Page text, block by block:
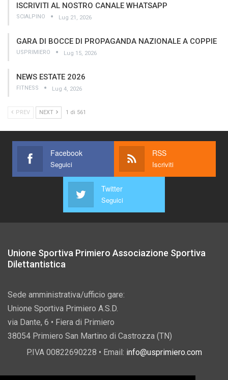
ISCRIVITI AL NOSTRO CANALE WHATSAPP
SCIALPINO Lug 21, 2026
GARA DI BOCCE DI PROPAGANDA NAZIONALE A COPPIE
USPRIMIERO Lug 15, 2026
NEWS ESTATE 2026
FITNESS Lug 4, 2026
PREV NEXT 1 di 561
Facebook
Seguici
RSS
Iscriviti
Twitter
Seguici
Unione Sportiva Primiero Associazione Sportiva
Dilettantistica
Sede amministrativa/ufficio gare:
Unione Sportiva Primiero A.S.D.
via Dante, 6 • Fiera di Primiero
38054 Primiero San Martino di Castrozza (TN)
P.IVA 00822690228 • Email: info@usprimiero.com